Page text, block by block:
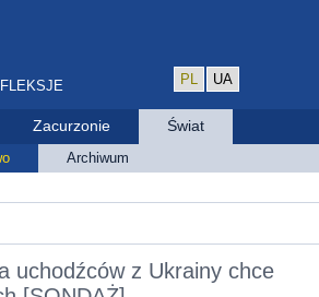
PL UA
Zacurzonie Świat
Archiwum
uchodźców z Ukrainy chce